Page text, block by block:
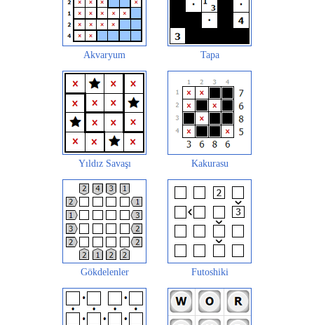
Akvaryum Tapa
Yıldız Savaşı Kakurasu
Gökdelenler Futoshiki